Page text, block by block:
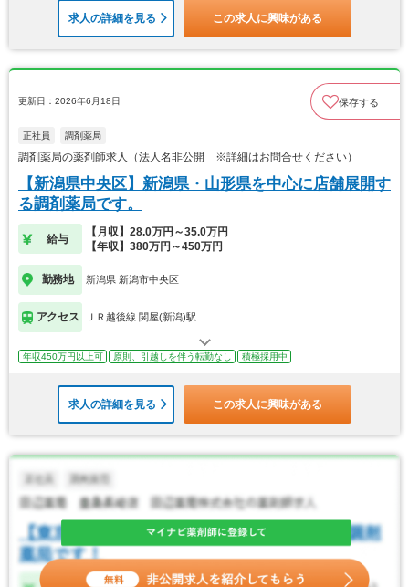
求人の詳細を見る この求人に興味がある
更新日：2026年6月18日 保存する
正社員 調剤薬局
調剤薬局の薬剤師求人（法人名非公開 ※詳細はお問合せください）
【新潟県中央区】新潟県・山形県を中心に店舗展開す
る調剤薬局です。
給与
【月収】28.0万円～35.0万円
【年収】380万円～450万円
勤務地 新潟県 新潟市中央区
アクセス ＪＲ越後線 関屋(新潟)駅
年収450万円以上可 原則、引越しを伴う転勤なし 積極採用中
求人の詳細を見る この求人に興味がある